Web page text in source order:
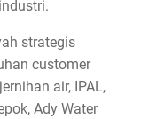
strategis
customer
air, IPAL,
Ady Water